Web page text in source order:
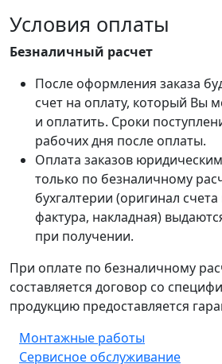
Условия оплаты
Безналичный расчет
После оформления заказа
счет на оплату, который Вы
и оплатить. Сроки
рабочих дня после оплаты.
Оплата заказов
только по безналичному
бухгалтерии (оригинал счета
фактура, накладная)
при получении.
При оплате по безналичному
составляется договор со
продукцию предоставляется
Монтажные работы
Сервисное обслуживание